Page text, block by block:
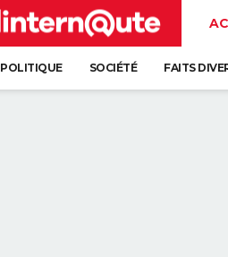
POLITIQUE SOCIÉTÉ FAITS